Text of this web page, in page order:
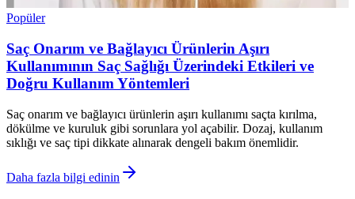
Popüler
Saç Onarım ve Bağlayıcı Ürünlerin Aşırı
Kullanımının Saç Sağlığı Üzerindeki Etkileri ve
Doğru Kullanım Yöntemleri
Saç onarım ve bağlayıcı ürünlerin aşırı kullanımı saçta kırılma,
dökülme ve kuruluk gibi sorunlara yol açabilir. Dozaj, kullanım
sıklığı ve saç tipi dikkate alınarak dengeli bakım önemlidir.
Daha fazla bilgi edinin